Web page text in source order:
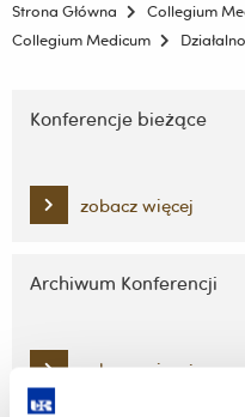
Strona Główna Collegium
Collegium Medicum
nawigację
treści
Konferencje bieżące
zobacz więcej
Archiwum Konferencji
zobacz więcej